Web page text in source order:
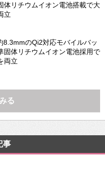
リチウムイオン電池搭載で大
立
8.3mmのQi2対応モバイルバッ
体リチウムイオン電池採用で
両立
る
事